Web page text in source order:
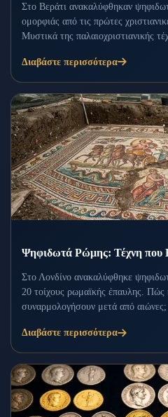
Στο Βεράτι ανακαλύφθηκαν
ομορφιάς από τις πρώτες
Μυστικά της παλαιοχριστιανικής
Διαβάστε περισσότερα
Ψηφιδωτά Ρώμης: Τέχνη που
Στο Λονδίνο ανακαλύφθηκε
20 τοίχους ρωμαϊκής έπαυλης. Πώς
συναρμολογήσουν μετά από αιώνες;
Διαβάστε περισσότερα